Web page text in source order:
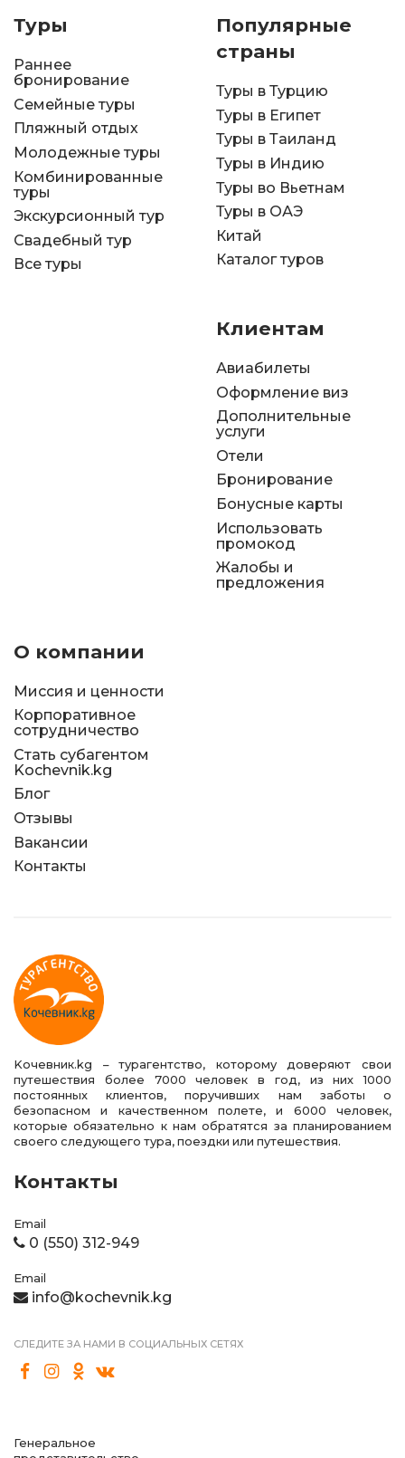
Туры
Раннее
бронирование
Семейные туры
Пляжный отдых
Молодежные туры
Комбинированные
туры
Экскурсионный тур
Свадебный тур
Все туры
Популярные
страны
Туры в Турцию
Туры в Египет
Туры в Таиланд
Туры в Индию
Туры во Вьетнам
Туры в ОАЭ
Китай
Каталог туров
Клиентам
Авиабилеты
Оформление виз
Дополнительные
услуги
Отели
Бронирование
Бонусные карты
Использовать
промокод
Жалобы и
предложения
О компании
Миссия и ценности
Корпоративное
сотрудничество
Стать субагентом
Kochevnik.kg
Блог
Отзывы
Вакансии
Контакты
Kочевник.kg – турагентство, которому доверяют свои
путешествия более 7000 человек в год, из них 1000
постоянных клиентов, поручивших нам заботы о
безопасном и качественном полете, и 6000 человек,
которые обязательно к нам обратятся за планированием
своего следующего тура, поездки или путешествия.
Контакты
Email
0 (550) 312-949
Email
info@kochevnik.kg
СЛЕДИТЕ ЗА НАМИ В СОЦИАЛЬНЫХ СЕТЯХ
Генеральное